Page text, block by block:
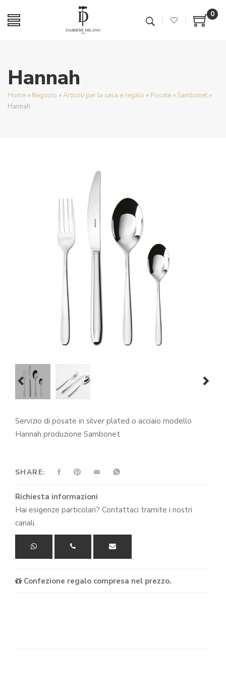
0
Hannah
Home » Negozio »Articoli per la casa e regalo » Posate » Sambonet »
Hannah
Servizio di posate in silver plated o acciaio modello
Hannah produzione Sambonet
SHARE:
Richiesta informazioni
Hai esigenze particolari? Contattaci tramite i nostri
canali.
Confezione regalo compresa nel prezzo.